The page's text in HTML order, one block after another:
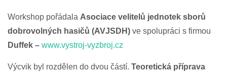
Workshop pořádala Asociace velitelů jednotek sborů
dobrovolných hasičů (AVJSDH) ve spolupráci s firmou
Duffek – www.vystroj-vyzbroj.cz
Výcvik byl rozdělen do dvou částí. Teoretická příprava